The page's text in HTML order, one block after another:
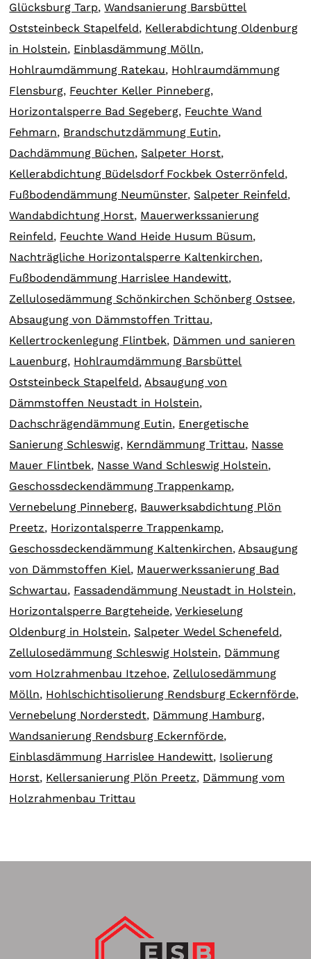
Glücksburg Tarp,Wandsanierung Barsbüttel
Oststeinbeck Stapelfeld, Kellerabdichtung Oldenburg
in Holstein, Einblasdämmung Mölln,
Hohlraumdämmung Ratekau, Hohlraumdämmung
Flensburg, Feuchter Keller Pinneberg,
Horizontalsperre Bad Segeberg, Feuchte Wand
Fehmarn, Brandschutzdämmung Eutin,
Dachdämmung Büchen, Salpeter Horst,
Kellerabdichtung Büdelsdorf Fockbek Osterrönfeld,
Fußbodendämmung Neumünster, Salpeter Reinfeld,
Wandabdichtung Horst, Mauerwerkssanierung
Reinfeld, Feuchte Wand Heide Husum Büsum,
Nachträgliche Horizontalsperre Kaltenkirchen,
Fußbodendämmung Harrislee Handewitt,
Zellulosedämmung Schönkirchen Schönberg Ostsee,
Absaugung von Dämmstoffen Trittau,
Kellertrockenlegung Flintbek, Dämmen und sanieren
Lauenburg, Hohlraumdämmung Barsbüttel
Oststeinbeck Stapelfeld,Absaugung von
Dämmstoffen Neustadt in Holstein,
Dachschrägendämmung Eutin, Energetische
Sanierung Schleswig, Kerndämmung Trittau, Nasse
Mauer Flintbek, Nasse Wand Schleswig Holstein,
Geschossdeckendämmung Trappenkamp,
Vernebelung Pinneberg, Bauwerksabdichtung Plön
Preetz, Horizontalsperre Trappenkamp,
Geschossdeckendämmung Kaltenkirchen,Absaugung
von Dämmstoffen Kiel, Mauerwerkssanierung Bad
Schwartau, Fassadendämmung Neustadt in Holstein,
Horizontalsperre Bargteheide,Verkieselung
Oldenburg in Holstein, Salpeter Wedel Schenefeld,
Zellulosedämmung Schleswig Holstein, Dämmung
vom Holzrahmenbau Itzehoe,Zellulosedämmung
Mölln, Hohlschichtisolierung Rendsburg Eckernförde,
Vernebelung Norderstedt, Dämmung Hamburg,
Wandsanierung Rendsburg Eckernförde,
Einblasdämmung Harrislee Handewitt, Isolierung
Horst, Kellersanierung Plön Preetz, Dämmung vom
Holzrahmenbau Trittau